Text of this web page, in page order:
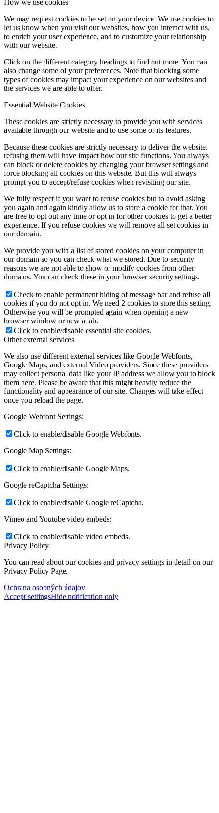
How we use cookies
We may request cookies to be set on your device. We use cookies to
let us know when you visit our websites, how you interact with us,
to enrich your user experience, and to customize your relationship
with our website.
Click on the different category headings to find out more. You can
also change some of your preferences. Note that blocking some
types of cookies may impact your experience on our websites and
the services we are able to offer.
Essential Website Cookies
These cookies are strictly necessary to provide you with services
available through our website and to use some of its features.
Because these cookies are strictly necessary to deliver the website,
refusing them will have impact how our site functions. You always
can block or delete cookies by changing your browser settings and
force blocking all cookies on this website. But this will always
prompt you to accept/refuse cookies when revisiting our site.
We fully respect if you want to refuse cookies but to avoid asking
you again and again kindly allow us to store a cookie for that. You
are free to opt out any time or opt in for other cookies to get a better
experience. If you refuse cookies we will remove all set cookies in
our domain.
We provide you with a list of stored cookies on your computer in
our domain so you can check what we stored. Due to security
reasons we are not able to show or modify cookies from other
domains. You can check these in your browser security settings.
Check to enable permanent hiding of message bar and refuse all
cookies if you do not opt in. We need 2 cookies to store this setting.
Otherwise you will be prompted again when opening a new
browser window or new a tab.
Click to enable/disable essential site cookies.
Other external services
We also use different external services like Google Webfonts,
Google Maps, and external Video providers. Since these providers
may collect personal data like your IP address we allow you to block
them here. Please be aware that this might heavily reduce the
functionality and appearance of our site. Changes will take effect
once you reload the page.
Google Webfont Settings:
Click to enable/disable Google Webfonts.
Google Map Settings:
Click to enable/disable Google Maps.
Google reCaptcha Settings:
Click to enable/disable Google reCaptcha.
Vimeo and Youtube video embeds:
Click to enable/disable video embeds.
Privacy Policy
You can read about our cookies and privacy settings in detail on our
Privacy Policy Page.
Ochrana osobných údajov
Accept settingsHide notification only